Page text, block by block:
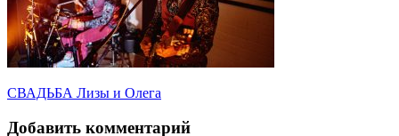
Навигация
по
СВАДЬБА Лизы и Олега
Добавить комментарий